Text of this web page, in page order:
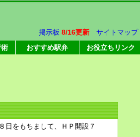
掲示板 8/16更新
サイトマップ
おすすめ駅弁 お役立ちリンク
日をもちまして、ＨＰ開設７